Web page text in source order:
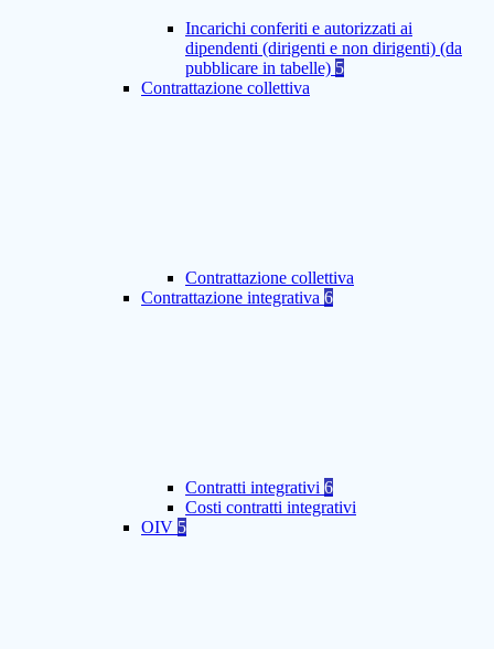
Incarichi conferiti e autorizzati ai
dipendenti (dirigenti e non dirigenti) (da
pubblicare in tabelle) 5
Contrattazione collettiva
Contrattazione collettiva
Contrattazione integrativa 6
Contratti integrativi 6
Costi contratti integrativi
OIV 5